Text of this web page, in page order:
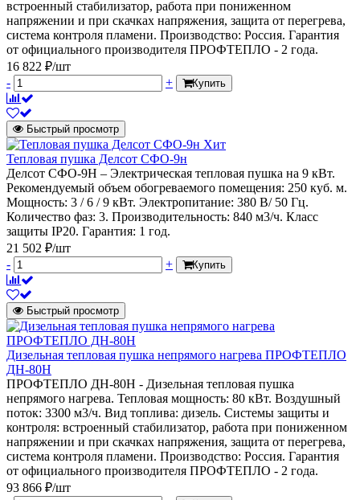
встроенный стабилизатор, работа при пониженном
напряжении и при скачках напряжения, защита от перегрева,
система контроля пламени. Производство: Россия. Гарантия
от официального производителя ПРОФТЕПЛО - 2 года.
16 822 ₽/шт
-
+ Купить
Быстрый просмотр
Хит
Тепловая пушка Делсот СФО-9н
Делсот СФО-9Н – Электрическая тепловая пушка на 9 кВт.
Рекомендуемый объем обогреваемого помещения: 250 куб. м.
Мощность: 3 / 6 / 9 кВт. Электропитание: 380 В/ 50 Гц.
Количество фаз: 3. Производительность: 840 м3/ч. Класс
защиты IP20. Гарантия: 1 год.
21 502 ₽/шт
-
+ Купить
Быстрый просмотр
Дизельная тепловая пушка непрямого нагрева ПРОФТЕПЛО
ДН-80Н
ПРОФТЕПЛО ДН-80Н - Дизельная тепловая пушка
непрямого нагрева. Тепловая мощность: 80 кВт. Воздушный
поток: 3300 м3/ч. Вид топлива: дизель. Системы защиты и
контроля: встроенный стабилизатор, работа при пониженном
напряжении и при скачках напряжения, защита от перегрева,
система контроля пламени. Производство: Россия. Гарантия
от официального производителя ПРОФТЕПЛО - 2 года.
93 866 ₽/шт